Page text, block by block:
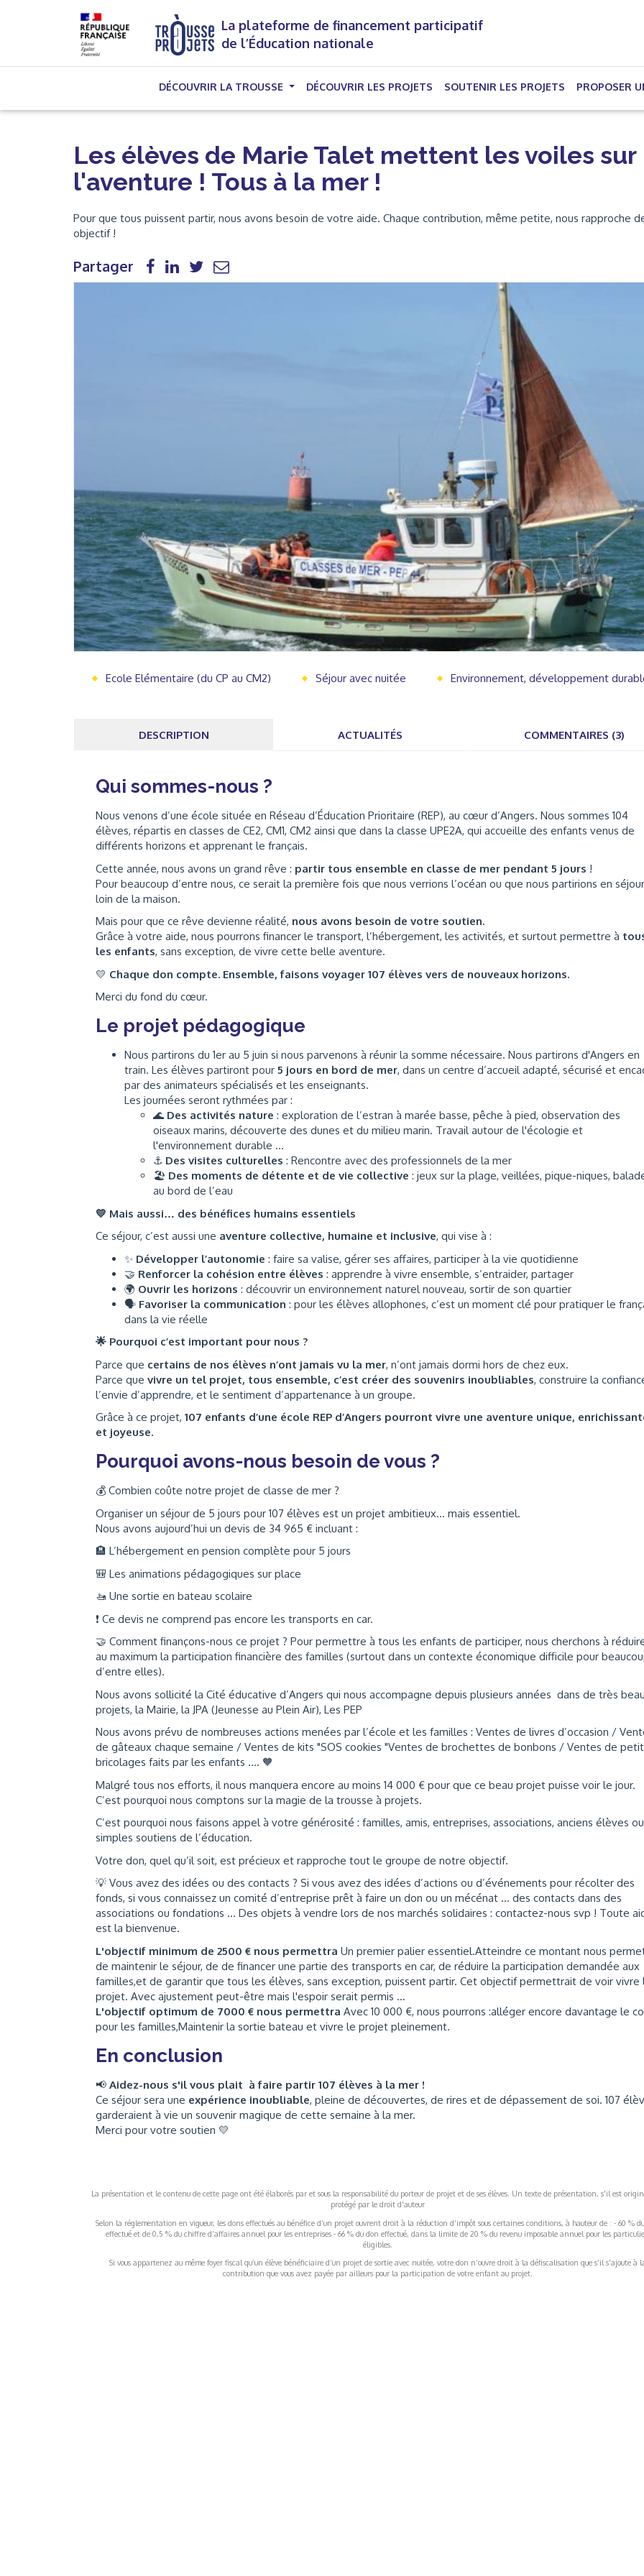
La plateforme de financement participatif
de l’Éducation nationale
DÉCOUVRIR LA TROUSSE DÉCOUVRIR LES PROJETS (CURRENT)
SOUTENIR LES PROJETS PROPOSER
Les élèves de Marie Talet mettent les voiles sur
l'aventure ! Tous à la mer !
Pour que tous puissent partir, nous avons besoin de votre aide. Chaque contribution, même petite, nous rapproche
objectif !
Partager
Ecole Elémentaire (du CP au CM2) Séjour avec nuitée Environnement, développement
DESCRIPTION ACTUALITÉS COMMENTAIRES (3)
Qui sommes-nous ?
Nous venons d’une école située en Réseau d’Éducation Prioritaire (REP), au cœur d’Angers. Nous sommes 104
élèves, répartis en classes de CE2, CM1, CM2 ainsi que dans la classe UPE2A, qui accueille des enfants venus de
différents horizons et apprenant le français.
Cette année, nous avons un grand rêve : partir tous ensemble en classe de mer pendant 5 jours !
Pour beaucoup d’entre nous, ce serait la première fois que nous verrions l’océan ou que nous partirions en séjour
loin de la maison.
Mais pour que ce rêve devienne réalité, nous avons besoin de votre soutien.
Grâce à votre aide, nous pourrons financer le transport, l’hébergement, les activités, et surtout permettre à
les enfants, sans exception, de vivre cette belle aventure.
💛 Chaque don compte. Ensemble, faisons voyager 107 élèves vers de nouveaux horizons.
Merci du fond du cœur.
Le projet pédagogique
Nous partirons du 1er au 5 juin si nous parvenons à réunir la somme nécessaire. Nous partirons d'Angers en
train. Les élèves partiront pour 5 jours en bord de mer, dans un centre d’accueil adapté, sécurisé et
par des animateurs spécialisés et les enseignants.
Les journées seront rythmées par :
🌊 Des activités nature : exploration de l’estran à marée basse, pêche à pied, observation des
oiseaux marins, découverte des dunes et du milieu marin. Travail autour de l'écologie et
l'environnement durable ...
⚓ Des visites culturelles : Rencontre avec des professionnels de la mer
🏖️ Des moments de détente et de vie collective : jeux sur la plage, veillées, pique-niques,
au bord de l’eau
💛 Mais aussi… des bénéfices humains essentiels
Ce séjour, c’est aussi une aventure collective, humaine et inclusive, qui vise à :
✨ Développer l’autonomie : faire sa valise, gérer ses affaires, participer à la vie quotidienne
🤝 Renforcer la cohésion entre élèves : apprendre à vivre ensemble, s’entraider, partager
🌍 Ouvrir les horizons : découvrir un environnement naturel nouveau, sortir de son quartier
🗣️ Favoriser la communication : pour les élèves allophones, c’est un moment clé pour pratiquer le
dans la vie réelle
🌟 Pourquoi c’est important pour nous ?
Parce que certains de nos élèves n’ont jamais vu la mer, n’ont jamais dormi hors de chez eux.
Parce que vivre un tel projet, tous ensemble, c’est créer des souvenirs inoubliables, construire la
l’envie d’apprendre, et le sentiment d’appartenance à un groupe.
Grâce à ce projet, 107 enfants d’une école REP d’Angers pourront vivre une aventure unique,
et joyeuse.
Pourquoi avons-nous besoin de vous ?
💰 Combien coûte notre projet de classe de mer ?
Organiser un séjour de 5 jours pour 107 élèves est un projet ambitieux… mais essentiel.
Nous avons aujourd’hui un devis de 34 965 € incluant :
🏨 L’hébergement en pension complète pour 5 jours
🎒 Les animations pédagogiques sur place
🚤 Une sortie en bateau scolaire
❗ Ce devis ne comprend pas encore les transports en car.
🤝 Comment finançons-nous ce projet ? Pour permettre à tous les enfants de participer, nous cherchons à
au maximum la participation financière des familles (surtout dans un contexte économique difficile pour
d’entre elles).
Nous avons sollicité la Cité éducative d’Angers qui nous accompagne depuis plusieurs années dans de très
projets, la Mairie, la JPA (Jeunesse au Plein Air), Les PEP
Nous avons prévu de nombreuses actions menées par l’école et les familles : Ventes de livres d’occasion /
de gâteaux chaque semaine / Ventes de kits "SOS cookies "Ventes de brochettes de bonbons / Ventes de
bricolages faits par les enfants .... 🧡
Malgré tous nos efforts, il nous manquera encore au moins 14 000 € pour que ce beau projet puisse voir le jour.
C’est pourquoi nous comptons sur la magie de la trousse à projets.
C’est pourquoi nous faisons appel à votre générosité : familles, amis, entreprises, associations, anciens élèves ou
simples soutiens de l’éducation.
Votre don, quel qu’il soit, est précieux et rapproche tout le groupe de notre objectif.
💡 Vous avez des idées ou des contacts ? Si vous avez des idées d’actions ou d’événements pour récolter des
fonds, si vous connaissez un comité d’entreprise prêt à faire un don ou un mécénat ... des contacts dans des
associations ou fondations ... Des objets à vendre lors de nos marchés solidaires : contactez-nous svp ! Toute
est la bienvenue.
L'objectif minimum de 2500 € nous permettra Un premier palier essentiel.Atteindre ce montant nous
de maintenir le séjour, de de financer une partie des transports en car, de réduire la participation demandée aux
familles,et de garantir que tous les élèves, sans exception, puissent partir. Cet objectif permettrait de voir vivre
projet. Avec ajustement peut-être mais l'espoir serait permis ...
L'objectif optimum de 7000 € nous permettra Avec 10 000 €, nous pourrons :alléger encore davantage le
pour les familles,Maintenir la sortie bateau et vivre le projet pleinement.
En conclusion
📢 Aidez-nous s'il vous plait à faire partir 107 élèves à la mer !
Ce séjour sera une expérience inoubliable, pleine de découvertes, de rires et de dépassement de soi. 107
garderaient à vie un souvenir magique de cette semaine à la mer.
Merci pour votre soutien 💛
La présentation et le contenu de cette page ont été élaborés par et sous la responsabilité du porteur de projet et de ses élèves. Un texte de présentation, s'il est
protégé par le droit d'auteur
Selon la réglementation en vigueur, les dons effectués au bénéfice d’un projet ouvrent droit à la réduction d’impôt sous certaines conditions, à hauteur de : - 60 %
effectué et de 0,5 % du chiffre d’affaires annuel pour les entreprises - 66 % du don effectué, dans la limite de 20 % du revenu imposable annuel pour les
éligibles.
Si vous appartenez au même foyer fiscal qu’un élève bénéficiaire d’un projet de sortie avec nuitée, votre don n’ouvre droit à la défiscalisation que s’il s’ajoute à
contribution que vous avez payée par ailleurs pour la participation de votre enfant au projet.